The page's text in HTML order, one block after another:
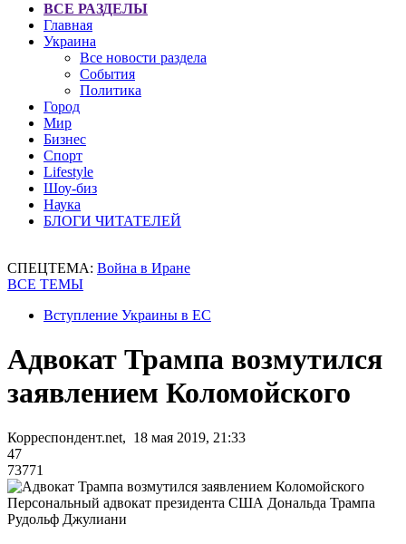
ВСЕ РАЗДЕЛЫ
Главная
Украина
Все новости раздела
События
Политика
Город
Мир
Бизнес
Спорт
Lifestyle
Шоу-биз
Наука
БЛОГИ ЧИТАТЕЛЕЙ
СПЕЦТЕМА: Война в Иране
ВСЕ ТЕМЫ
Вступление Украины в ЕС
Адвокат Трампа возмутился
заявлением Коломойского
Корреспондент.net, 18 мая 2019, 21:33
47
73771
Персональный адвокат президента США Дональда Трампа
Рудольф Джулиани